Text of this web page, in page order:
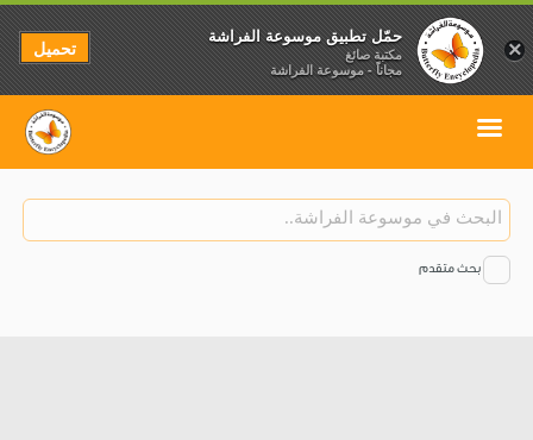
بحث متقدم
×
حمّل تطبيق موسوعة الفراشة
مكتبة صائغ
مجاناً - موسوعة الفراشة
تحميل